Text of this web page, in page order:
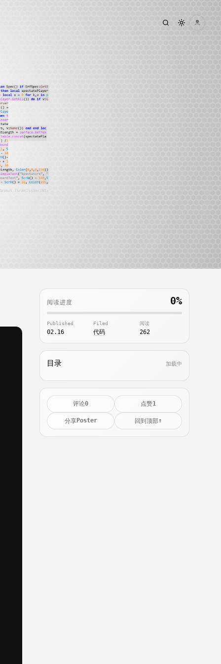
阅读进度 0%
Published
02.16
Filed
代码
阅读
262
目录 加载中
评论0 点赞1
分享Poster 回到顶部↑